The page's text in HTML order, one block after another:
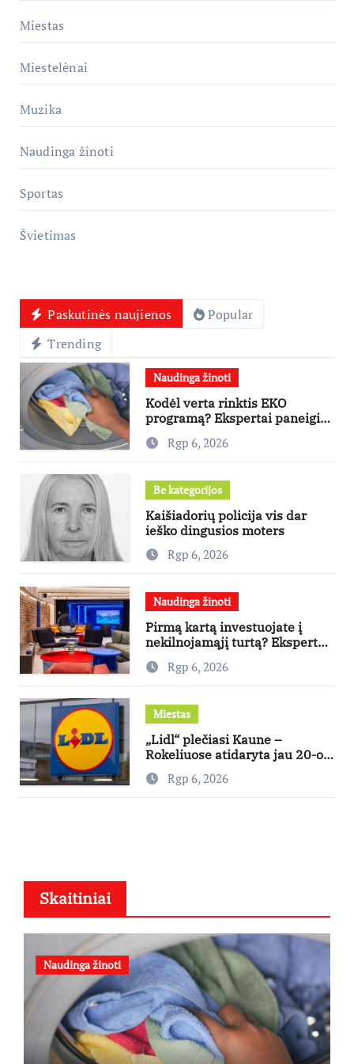
Miestas
Miestelėnai
Muzika
Naudinga žinoti
Sportas
Švietimas
Paskutinės naujienos
Popular
Trending
Naudinga žinoti
Kodėl verta rinktis EKO
programą? Ekspertai paneigia
dažniausius mitus
Rgp 6, 2026
Be kategorijos
Kaišiadorių policija vis dar
ieško dingusios moters
Rgp 6, 2026
Naudinga žinoti
Pirmą kartą investuojate į
nekilnojamąjį turtą? Ekspertas
pataria, kaip pasirinkti būstą,
kuris generuos grąžą
Rgp 6, 2026
Miestas
„Lidl“ plečiasi Kaune –
Rokeliuose atidaryta jau 20-oji
parduotuvė mieste
Rgp 6, 2026
Skaitiniai
Naudinga žinoti